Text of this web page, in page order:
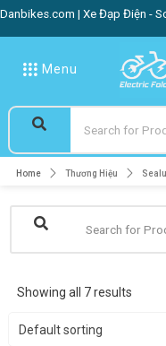
Danbikes.com | Xe Đạp Điện -
Menu
Home Thương Hiệu
Showing all 7 results